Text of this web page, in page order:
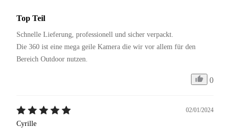
Top Teil
Schnelle Lieferung, professionell und sicher verpackt.
Die 360 ist eine mega geile Kamera die wir vor allem für den
Bereich Outdoor nutzen.
0
02/01/2024
Cyrille